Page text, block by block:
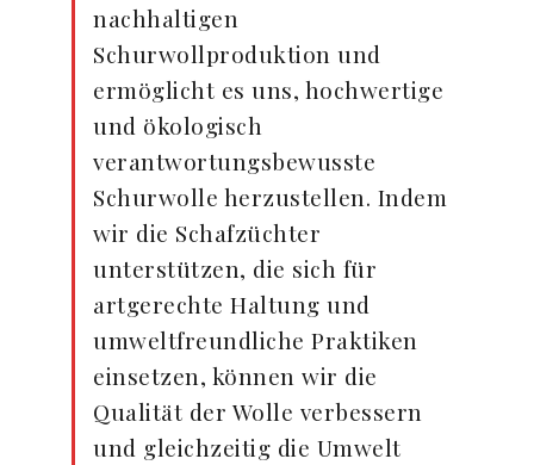
nachhaltigen
Schurwollproduktion und
ermöglicht es uns, hochwertige
und ökologisch
verantwortungsbewusste
Schurwolle herzustellen. Indem
wir die Schafzüchter
unterstützen, die sich für
artgerechte Haltung und
umweltfreundliche Praktiken
einsetzen, können wir die
Qualität der Wolle verbessern
und gleichzeitig die Umwelt